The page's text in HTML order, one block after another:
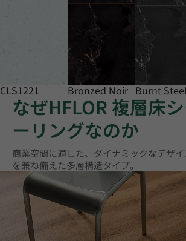
CLS1221 Bronzed Noir Burnt
なぜHFLOR 複層床
ーリングなのか
商業空間に適した、ダイナミックなデザ
を兼ね備えた多層構造タイプ。